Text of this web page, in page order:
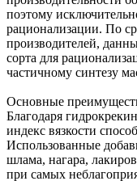
поэтому
рационализации. По
производителей,
сорта для
частичному синтезу
Основные
Благодаря
индекс вязкости
Использованные
шлама, нагара,
при самых